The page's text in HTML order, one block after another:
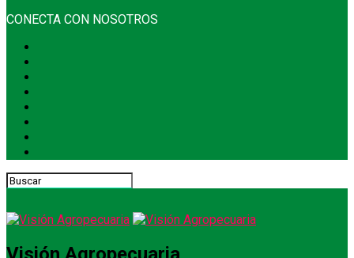
CONECTA CON NOSOTROS